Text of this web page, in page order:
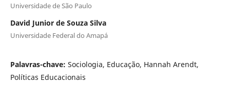
Universidade de São Paulo
David Junior de Souza Silva
Universidade Federal do Amapá
Palavras-chave: Sociologia, Educação, Hannah Arendt,
Políticas Educacionais